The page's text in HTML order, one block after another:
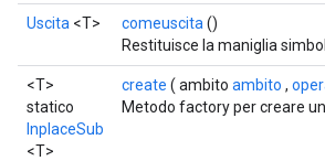
Uscita <T> comeuscita ()
Restituisce la maniglia
<T>
statico
InplaceSub
<T>
create ( ambito ambito ,
Metodo factory per creare